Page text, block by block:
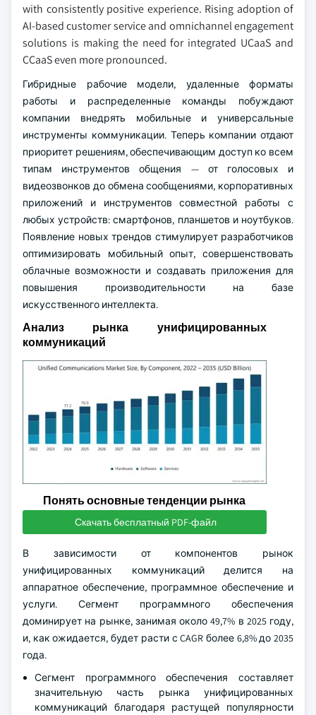
with consistently positive experience. Rising adoption of
AI-based customer service and omnichannel engagement
solutions is making the need for integrated UCaaS and
CCaaS even more pronounced.
Гибридные рабочие модели, удаленные форматы
работы и распределенные команды побуждают
компании внедрять мобильные и универсальные
инструменты коммуникации. Теперь компании отдают
приоритет решениям, обеспечивающим доступ ко всем
типам инструментов общения — от голосовых и
видеозвонков до обмена сообщениями, корпоративных
приложений и инструментов совместной работы с
любых устройств: смартфонов, планшетов и ноутбуков.
Появление новых трендов стимулирует разработчиков
оптимизировать мобильный опыт, совершенствовать
облачные возможности и создавать приложения для
повышения производительности на базе
искусственного интеллекта.
Анализ рынка унифицированных
коммуникаций
Понять основные тенденции рынка
Скачать бесплатный PDF-файл
В зависимости от компонентов рынок
унифицированных коммуникаций делится на
аппаратное обеспечение, программное обеспечение и
услуги. Сегмент программного обеспечения
доминирует на рынке, занимая около 49,7% в 2025 году,
и, как ожидается, будет расти с CAGR более 6,8% до 2035
года.
Сегмент программного обеспечения составляет
значительную часть рынка унифицированных
коммуникаций благодаря растущей популярности